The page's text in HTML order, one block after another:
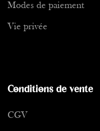
Modes de paiement
Vie privée
Conditions de vente
CGV